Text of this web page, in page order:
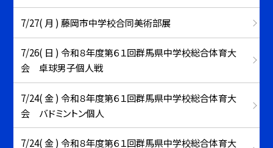
7/27( 月 ) 藤岡市中学校合同美術部展
7/26( 日 ) 令和８年度第６１回群馬県中学校総合体育大
会 卓球男子個人戦
7/24( 金 ) 令和８年度第６１回群馬県中学校総合体育大
会 バドミントン個人
7/24( 金 ) 令和８年度第６１回群馬県中学校総合体育大